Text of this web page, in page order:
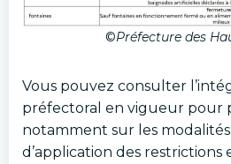
©Préfecture des
Vous pouvez consulter
préfectoral en vigueur pour
notamment sur les modalités
d’application des